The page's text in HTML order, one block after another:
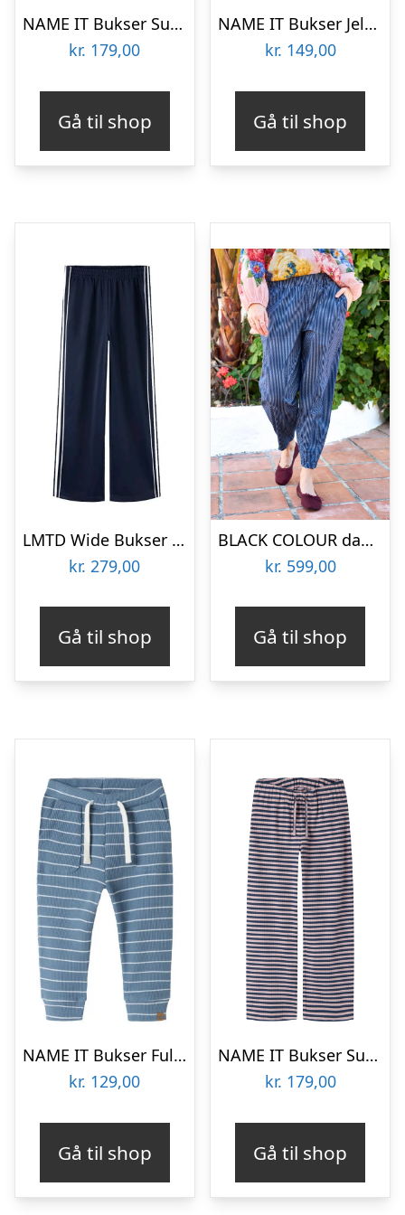
NAME IT Bukser Suraja Straight Black Coffee
kr. 179,00
Gå til shop
NAME IT Bukser Jela Corsage
kr. 149,00
Gå til shop
LMTD Wide Bukser Klara Stripe Night Sky
kr. 279,00
Gå til shop
BLACK COLOUR dame bukser BCALLY – Navy
kr. 599,00
Gå til shop
NAME IT Bukser Fully Spring Lake
kr. 129,00
Gå til shop
NAME IT Bukser Suraja Straight Insignia Blue
kr. 179,00
Gå til shop